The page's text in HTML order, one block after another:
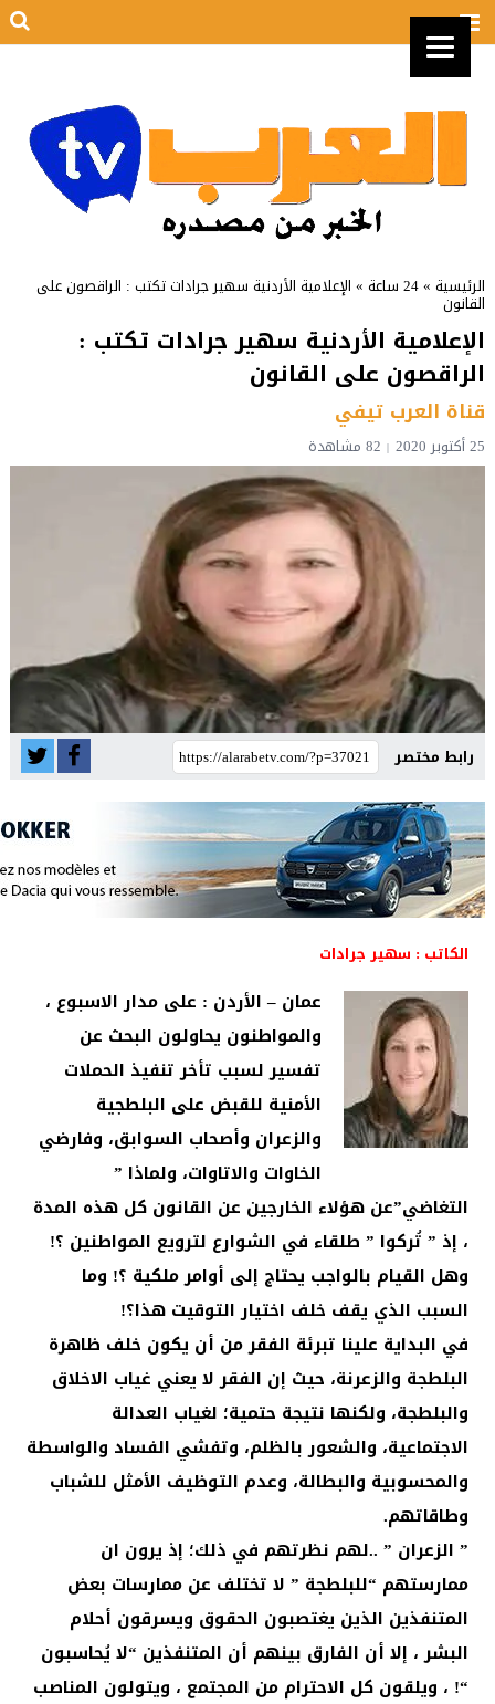
الرئيسية »24 ساعة »الإعلامية الأردنية سهير جرادات تكتب : الراقصون على
القانون
الإعلامية الأردنية سهير جرادات تكتب :
الراقصون على القانون
قناة العرب تيفي
25 أكتوبر 2020 82 مشاهدة
رابط مختصر
الكاتب : سهير جرادات
عمان – الأردن : على مدار الاسبوع ،
والمواطنون يحاولون البحث عن
تفسير لسبب تأخر تنفيذ الحملات
الأمنية للقبض على البلطجية
والزعران وأصحاب السوابق، وفارضي
الخاوات والاتاوات، ولماذا ”
التغاضي”عن هؤلاء الخارجين عن القانون كل هذه المدة
، إذ ” تُركوا ” طلقاء في الشوارع لترويع المواطنين ؟!
وهل القيام بالواجب يحتاج إلى أوامر ملكية ؟! وما
السبب الذي يقف خلف اختيار التوقيت هذا؟!
في البداية علينا تبرئة الفقر من أن يكون خلف ظاهرة
البلطجة والزعرنة، حيث إن الفقر لا يعني غياب الاخلاق
والبلطجة، ولكنها نتيجة حتمية؛ لغياب العدالة
الاجتماعية، والشعور بالظلم، وتفشي الفساد والواسطة
والمحسوبية والبطالة، وعدم التوظيف الأمثل للشباب
وطاقاتهم.
” الزعران ” ..لهم نظرتهم في ذلك؛ إذ يرون ان
ممارستهم “للبلطجة ” لا تختلف عن ممارسات بعض
المتنفذين الذين يغتصبون الحقوق ويسرقون أحلام
البشر ، إلا أن الفارق بينهم أن المتنفذين “لا يُحاسبون
“! ، ويلقون كل الاحترام من المجتمع ، ويتولون المناصب